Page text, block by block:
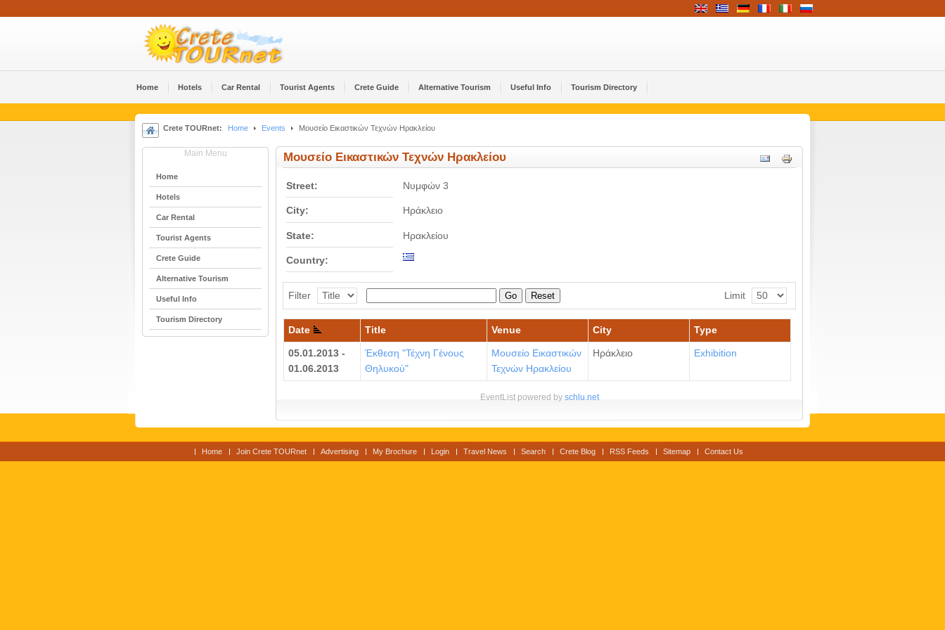
Home Hotels Car Rental Tourist Agents Crete Guide Alternative Tourism Useful Info Tourism Directory
Crete TOURnet: Home Events Μουσείο Εικαστικών Τεχνών Ηρακλείου
Main Menu
Home
Hotels
Car Rental
Tourist Agents
Crete Guide
Alternative Tourism
Useful Info
Tourism Directory
Μουσείο Εικαστικών Τεχνών Ηρακλείου
Street: Νυμφών 3
City: Ηράκλειο
State: Ηρακλείου
Country:
Filter Go Reset Limit
Date Title Venue City Type
05.01.2013 -
01.06.2013
Έκθεση "Τέχνη Γένους
Θηλυκού"
Μουσείο Εικαστικών
Τεχνών Ηρακλείου
Ηράκλειο Εxhibition
EventList powered by schlu.net
Home Join Crete TOURnet Advertising My Brochure Login Travel News Search Crete Blog RSS Feeds Sitemap Contact Us